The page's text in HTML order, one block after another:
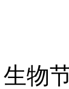
生物